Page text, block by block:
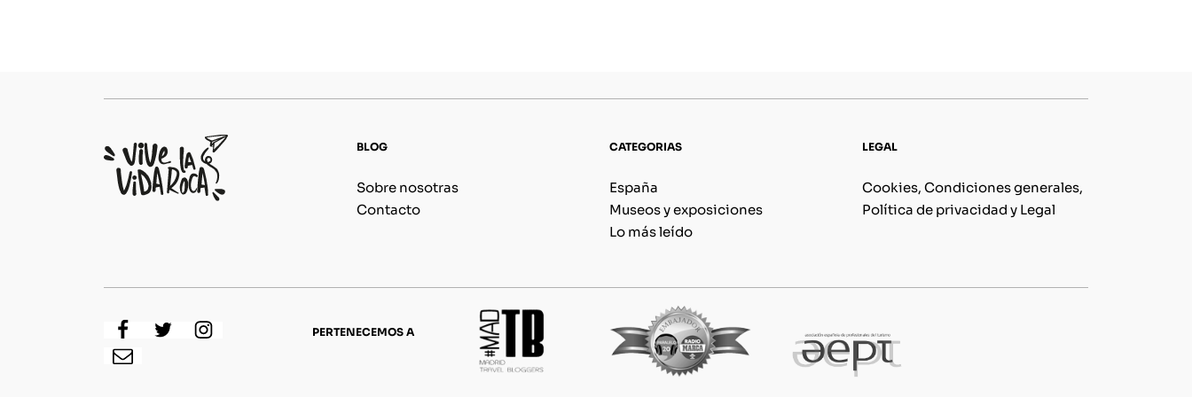
BLOG
Sobre nosotras
Contacto
CATEGORIAS
España
Museos y exposiciones
Lo más leído
LEGAL
Cookies, Condiciones generales,
Política de privacidad y Legal
PERTENECEMOS A